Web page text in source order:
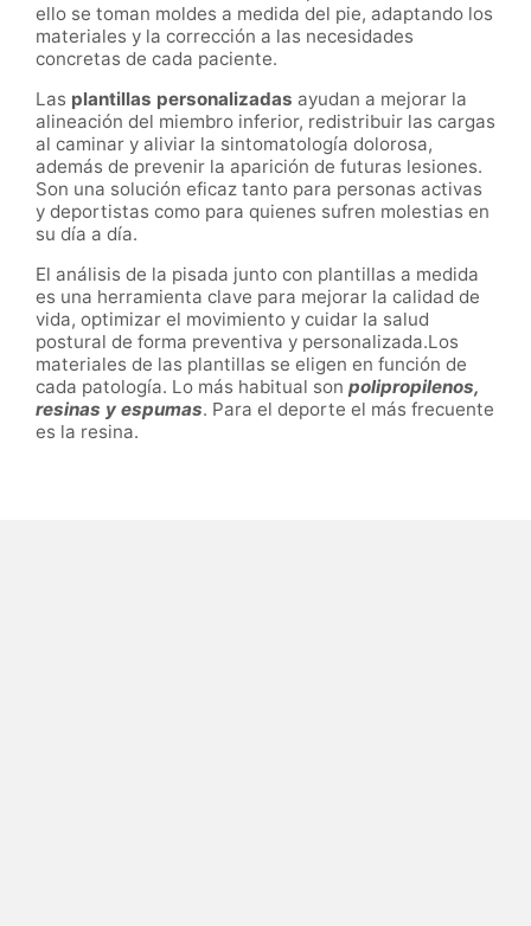
ello se toman moldes a medida del pie, adaptando los
materiales y la corrección a las necesidades
concretas de cada paciente.
Las plantillas personalizadas ayudan a mejorar la
alineación del miembro inferior, redistribuir las cargas
al caminar y aliviar la sintomatología dolorosa,
además de prevenir la aparición de futuras lesiones.
Son una solución eficaz tanto para personas activas
y deportistas como para quienes sufren molestias en
su día a día.
El análisis de la pisada junto con plantillas a medida
es una herramienta clave para mejorar la calidad de
vida, optimizar el movimiento y cuidar la salud
postural de forma preventiva y personalizada.Los
materiales de las plantillas se eligen en función de
cada patología. Lo más habitual son polipropilenos,
resinas y espumas. Para el deporte el más frecuente
es la resina.